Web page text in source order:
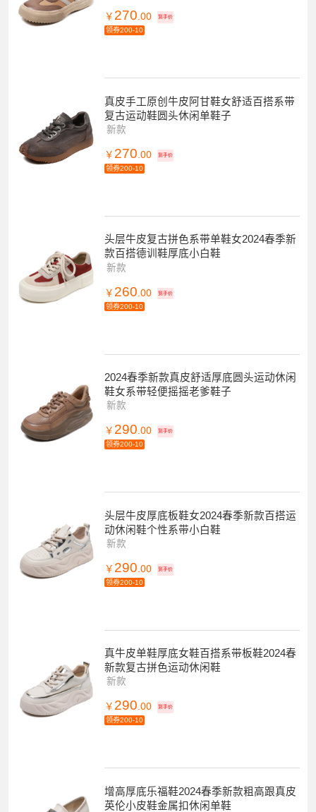
￥ 270.00 到手价
领券200-10
真皮手工原创牛皮阿甘鞋女舒适百搭系带
复古运动鞋圆头休闲单鞋子
新款
￥ 270 .00 到手价
领券200-10
头层牛皮复古拼色系带单鞋女2024春季新
款百搭德训鞋厚底小白鞋
新款
￥ 260 .00 到手价
领券200-10
2024春季新款真皮舒适厚底圆头运动休闲
鞋女系带轻便摇摇老爹鞋子
新款
￥ 290.00 到手价
领券200-10
头层牛皮厚底板鞋女2024春季新款百搭运
动休闲鞋个性系带小白鞋
新款
￥ 290 .00 到手价
领券200-10
真牛皮单鞋厚底女鞋百搭系带板鞋2024春
新款复古拼色运动休闲鞋
新款
￥ 290.00 到手价
领券200-10
增高厚底乐福鞋2024春季新款粗高跟真皮
英伦小皮鞋金属扣休闲单鞋